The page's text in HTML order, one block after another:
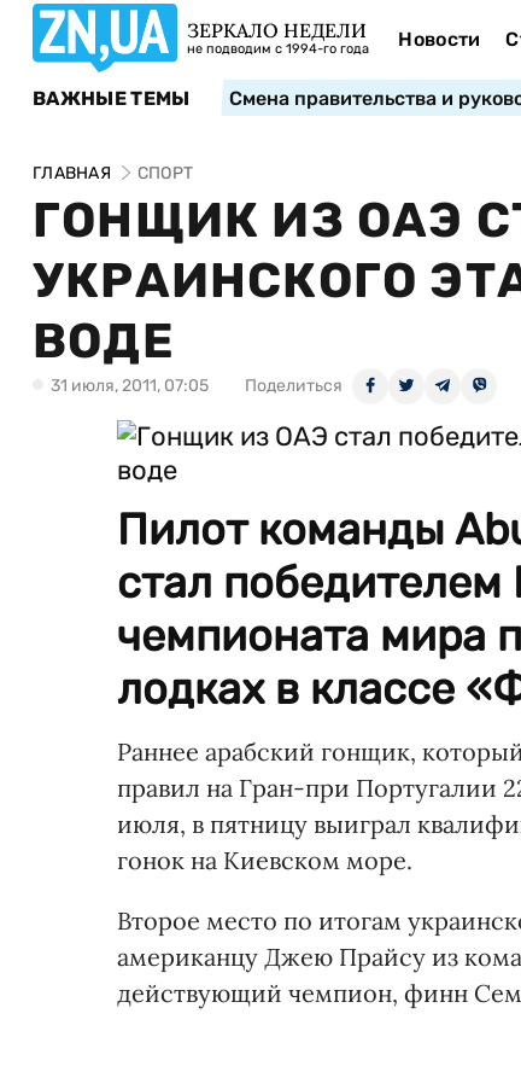
ЗЕРКАЛО НЕДЕЛИ
не подводим с 1994-го года Новости
ВАЖНЫЕ ТЕМЫ Смена правительства и
ГЛАВНАЯ СПОРТ
ГОНЩИК ИЗ ОАЭ
УКРАИНСКОГО
ВОДЕ
31 июля, 2011, 07:05 Поделиться
Пилот команды
стал
чемпионата мира
лодках в классе
Раннее арабский гонщик,
правил на Гран-при Португалии
июля, в пятницу выиграл
гонок на Киевском море.
Второе место по итогам
американцу Джею Прайсу из
действующий чемпион, финн